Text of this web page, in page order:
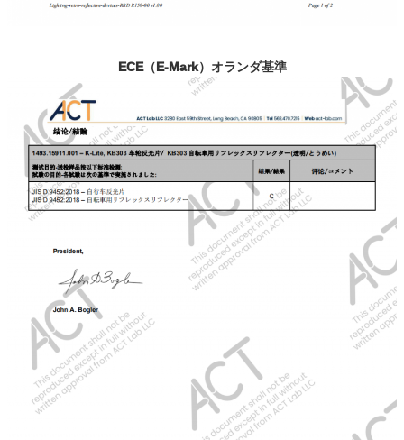
ECE（E-Mark）オランダ基準